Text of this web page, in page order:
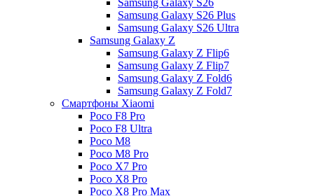
Samsung Galaxy S26
Samsung Galaxy S26 Plus
Samsung Galaxy S26 Ultra
Samsung Galaxy Z
Samsung Galaxy Z Flip6
Samsung Galaxy Z Flip7
Samsung Galaxy Z Fold6
Samsung Galaxy Z Fold7
Смартфоны Xiaomi
Poco F8 Pro
Poco F8 Ultra
Poco M8
Poco M8 Pro
Poco X7 Pro
Poco X8 Pro
Poco X8 Pro Max